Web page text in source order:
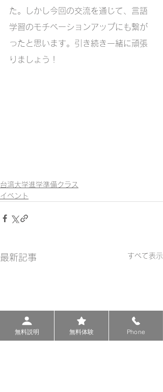
た。しかし今回の交流を通じて、言語
学習のモチベーションアップにも繋が
ったと思います。引き続き一緒に頑張
りましょう！
台湾大学進学準備クラス
イベント
最新記事 すべて表示
無料説明 無料体験 Phone